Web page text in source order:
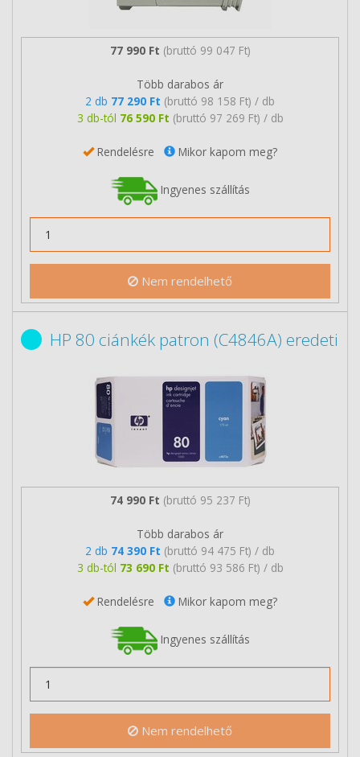
77 990 Ft (bruttó 99 047 Ft)
Több darabos ár
2 db 77 290 Ft (bruttó 98 158 Ft) / db
3 db-tól 76 590 Ft (bruttó 97 269 Ft) / db
Rendelésre Mikor kapom meg?
Ingyenes szállítás
Nem rendelhető
HP 80 ciánkék patron (C4846A) eredeti
74 990 Ft (bruttó 95 237 Ft)
Több darabos ár
2 db 74 390 Ft (bruttó 94 475 Ft) / db
3 db-tól 73 690 Ft (bruttó 93 586 Ft) / db
Rendelésre Mikor kapom meg?
Ingyenes szállítás
Nem rendelhető